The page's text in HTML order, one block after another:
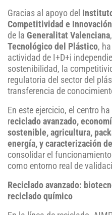
Gracias al apoyo del
Competitividad e
de la Generalitat Valenciana,
Tecnológico del Plástico,
actividad de I+D+i
sostenibilidad, la
regulatoria del sector del
transferencia de
En este ejercicio, el centro
reciclado avanzado,
sostenible, agricultura,
energía, y caracterización
consolidar el
como entorno real de
Reciclado avanzado:
reciclado químico